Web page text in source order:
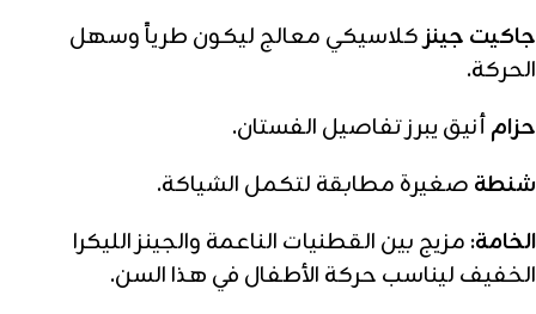
جاكيت جينزكلاسيكي معالج ليكون طرياً وسهل
الحركة.
حزامأنيق يبرز تفاصيل الفستان.
شنطة صغيرة مطابقة لتكمل الشياكة.
الخامة: مزيج بين القطنيات الناعمة والجينز الليكرا
الخفيف ليناسب حركة الأطفال في هذا السن.